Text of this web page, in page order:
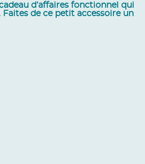
d’affaires fonctionnel qui
de ce petit accessoire un